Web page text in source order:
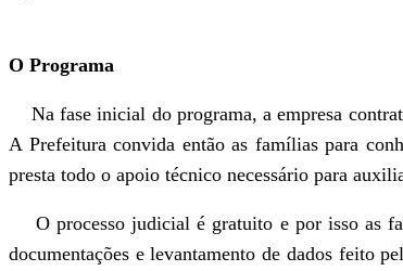
O Programa
Na fase inicial do programa, a empresa
A Prefeitura convida então as famílias para
presta todo o apoio técnico necessário para
O processo judicial é gratuito e por isso as
documentações e levantamento de dados feito